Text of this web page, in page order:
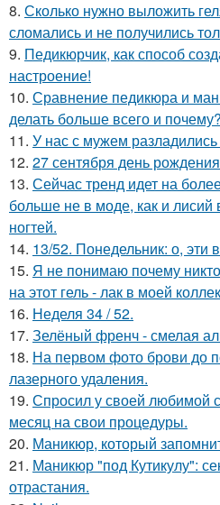
8. Сколько нужно выложить
сломались и не получились
9. Педикюрчик, как способ
настроение!
10. Сравнение педикюра и
делать больше всего и почему?
11. У нас с мужем
12. 27 сентября день
13. Сейчас тренд идет на
больше не в моде, как и
ногтей.
14. 13/52. Понедельник: о, эти
15. Я не понимаю почему
на этот гель - лак в моей
16. Неделя 34 / 52.
17. Зелёный френч - смелая
18. На первом фото брови до
лазерного удаления.
19. Спросил у своей любимой
месяц на свои процедуры.
20. Маникюр, который
21. Маникюр "под Кутикулу":
отрастания.